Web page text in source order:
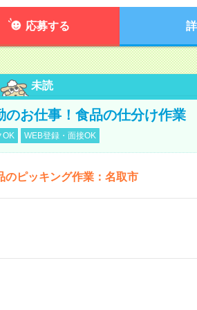
応募する
未読
お仕事！食品の仕分け作業
OK WEB登録・面接OK
のピッキング作業：名取市